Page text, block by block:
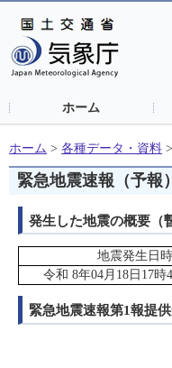
ホーム
ホーム > 各種データ・資料 >
緊急地震速報（予報
発生した地震の概要（
地震発生日時
令和 8年04月18日17時
緊急地震速報第1報提